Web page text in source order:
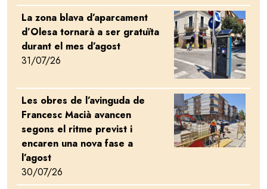
La zona blava d’aparcament
d’Olesa tornarà a ser gratuïta
durant el mes d’agost
31/07/26
Image
Les obres de l’avinguda de
Francesc Macià avancen
segons el ritme previst i
encaren una nova fase a
l’agost
30/07/26
Image